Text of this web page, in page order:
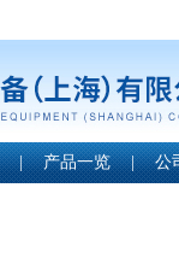
| 产品一览 | 公